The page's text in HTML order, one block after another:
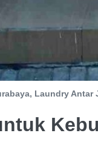
Laundry Antar